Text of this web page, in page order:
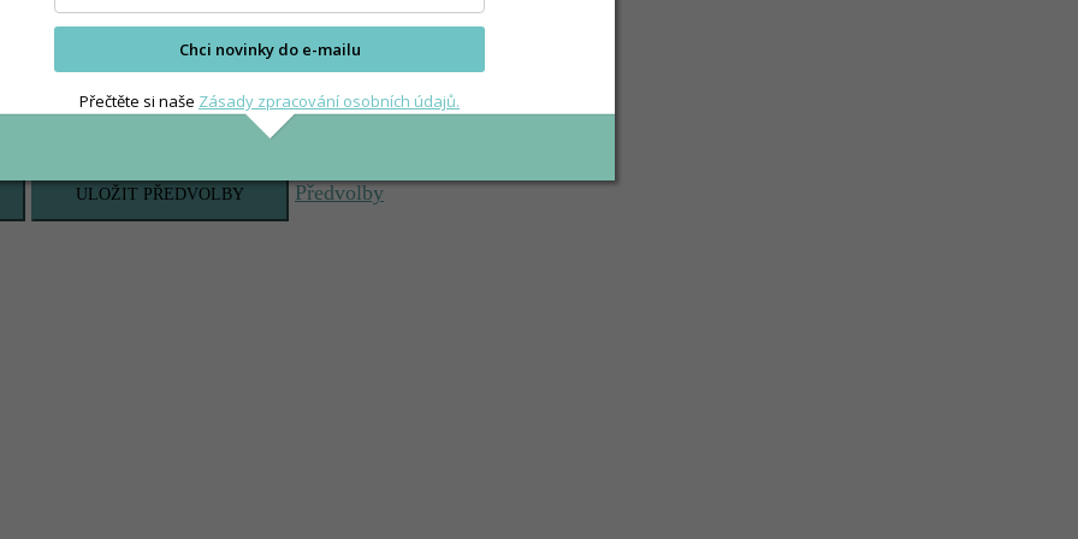
ULOŽIT PŘEDVOLBY Předvolby
Chci novinky do e-mailu
Přečtěte si naše Zásady zpracování osobních údajů.